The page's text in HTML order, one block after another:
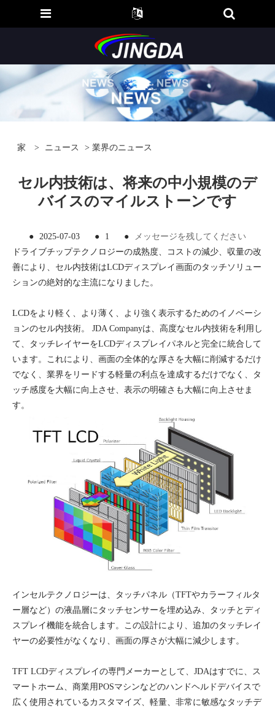
家 > ニュース >業界のニュース
セル内技術は、将来の中小規模のデ
バイスのマイルストーンです
● 2025-07-03 ● 1 ●
メッセージを残してください
ドライブチップテクノロジーの成熟度、コストの減少、収量の改
善により、セル内技術はLCDディスプレイ画面のタッチソリュー
ションの絶対的な主流になりました。
LCDをより軽く、より薄く、より強く表示するためのイノベーシ
ョンのセル内技術。 JDA Companyは、高度なセル内技術を利用し
て、タッチレイヤーをLCDディスプレイパネルと完全に統合して
います。これにより、画面の全体的な厚さを大幅に削減するだけ
でなく、業界をリードする軽量の利点を達成するだけでなく、タ
ッチ感度を大幅に向上させ、表示の明確さも大幅に向上させま
す。
インセルテクノロジーは、タッチパネル（TFTやカラーフィルタ
ー層など）の液晶層にタッチセンサーを埋め込み、タッチとディ
スプレイ機能を統合します。この設計により、追加のタッチレイ
ヤーの必要性がなくなり、画面の厚さが大幅に減少します。
TFT LCDディスプレイの専門メーカーとして、JDAはすでに、ス
マートホーム、商業用POSマシンなどのハンドヘルドデバイスで
広く使用されているカスタマイズ、軽量、非常に敏感なタッチデ